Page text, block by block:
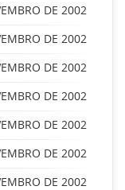
DE 2002
DE 2002
DE 2002
DE 2002
DE 2002
DE 2002
DE 2002